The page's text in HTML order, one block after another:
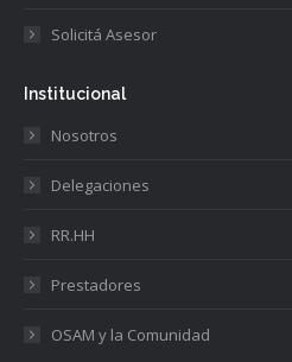
Solicitá Asesor
Institucional
Nosotros
Delegaciones
RR.HH
Prestadores
OSAM y la Comunidad